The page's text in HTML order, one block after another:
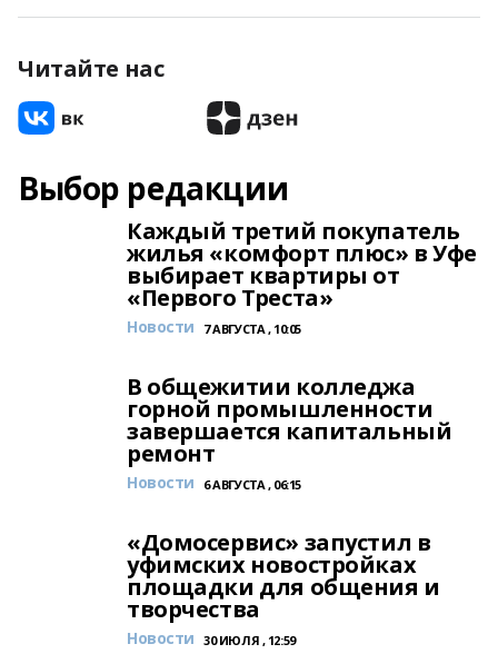
Читайте нас
Выбор редакции
Каждый третий покупатель
жилья «комфорт плюс» в Уфе
выбирает квартиры от
«Первого Треста»
Новости 7 АВГУСТА , 10:05
В общежитии колледжа
горной промышленности
завершается капитальный
ремонт
Новости 6 АВГУСТА , 06:15
«Домосервис» запустил в
уфимских новостройках
площадки для общения и
творчества
Новости 30 ИЮЛЯ , 12:59